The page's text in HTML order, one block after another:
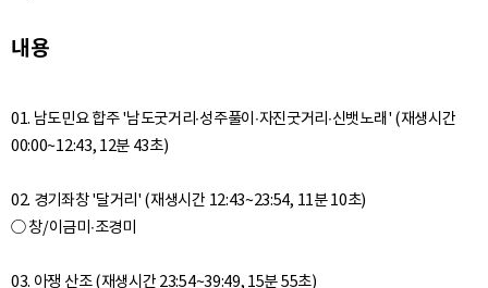
내용
01. 남도민요 합주 '남도굿거리∙성주풀이∙자진굿거리∙신뱃노래' (재생시간
00:00~12:43, 12분 43초)
02. 경기좌창 '달거리' (재생시간 12:43~23:54, 11분 10초)
○ 창/이금미∙조경미
03. 아쟁 산조 (재생시간 23:54~39:49, 15분 55초)